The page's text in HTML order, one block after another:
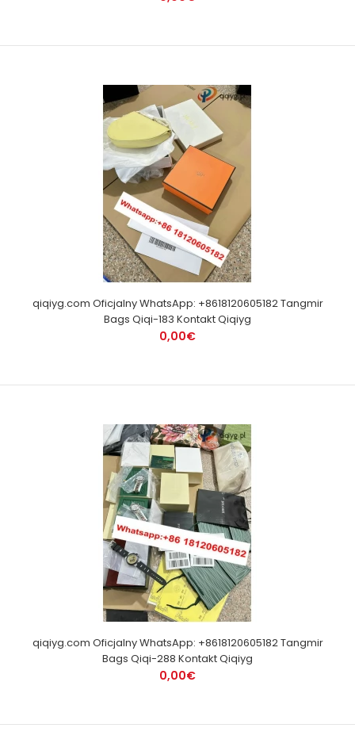
qiqiyg.com Oficjalny WhatsApp: +8618120605182 Tangmir
Bags Qiqi-183 Kontakt Qiqiyg
0,00€
qiqiyg.com Oficjalny WhatsApp: +8618120605182 Tangmir
Bags Qiqi-288 Kontakt Qiqiyg
0,00€